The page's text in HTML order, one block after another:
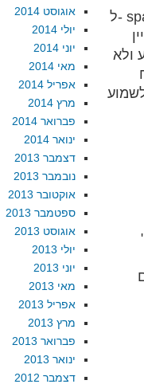
ל- spacemonkey – אתה לא היחיד, נדמה לי שעמוס הראל כתב על
ולא
באמת? אני דווקא
אוגוסט 2014
יולי 2014
יוני 2014
מאי 2014
אפריל 2014
מרץ 2014
פברואר 2014
ינואר 2014
דצמבר 2013
נובמבר 2013
אוקטובר 2013
ספטמבר 2013
אוגוסט 2013
יולי 2013
יוני 2013
מאי 2013
אפריל 2013
מרץ 2013
פברואר 2013
ינואר 2013
דצמבר 2012